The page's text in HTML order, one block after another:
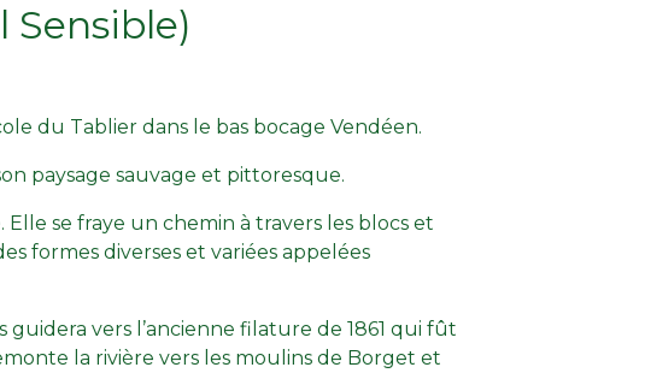
Sensible)
du Tablier dans le bas bocage Vendéen.
paysage sauvage et pittoresque.
se fraye un chemin à travers les blocs et
formes diverses et variées appelées
vers l’ancienne filature de 1861 qui fût
la rivière vers les moulins de Borget et